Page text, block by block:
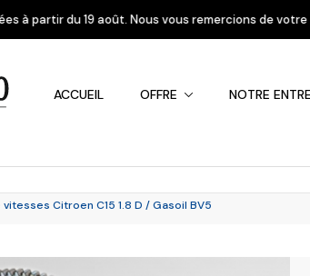
vous remercions de votre compréhension.
ACCUEIL OFFRE NOTRE
Citroen C15 1.8 D / Gasoil BV5